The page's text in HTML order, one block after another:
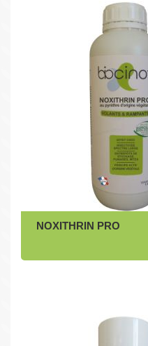
NOXITHRIN PRO